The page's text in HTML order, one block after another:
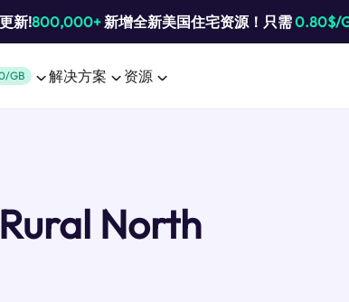
新!800,000+新增全新美国住宅资源！只需0.80$/
GB 解决方案 资源
North